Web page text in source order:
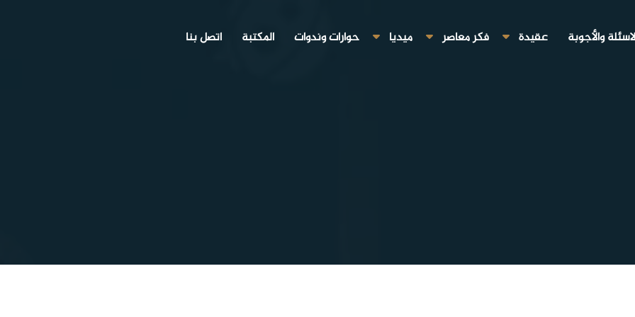
والأجوبة عقيدة فكر معاصر ميديا حوارات وندوات المكتبة اتصل بنا